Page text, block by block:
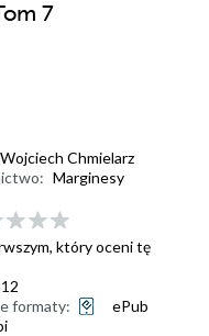
7
Wojciech Chmielarz
Marginesy
który oceni tę
formaty:
ePub